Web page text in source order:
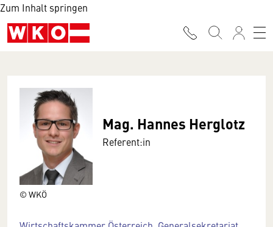
Zum Inhalt springen
© WKÖ
Mag. Hannes Herglotz
Referent:in